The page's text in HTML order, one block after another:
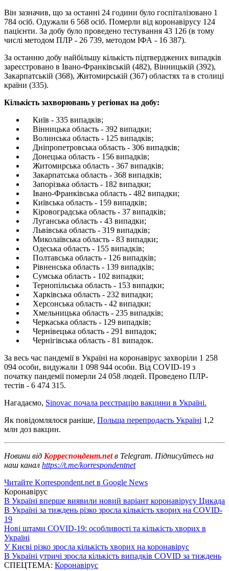
Він зазначив, що за останні 24 години було госпіталізовано 1
784 осіб. Одужали 6 568 осіб. Померли від коронавірусу 124
пацієнти. За добу було проведено тестування 43 126 (в тому
числі методом ПЛР - 26 739, методом ІФА - 16 387).
За останню добу найбільшу кількість підтверджених випадків
зареєстровано в Івано-Франківській (482), Вінницькій (392),
Закарпатській (368), Житомирській (367) областях та в столиці
країни (335).
Кількість захворювань у регіонах на добу:
Київ - 335 випадків;
Вінницька область - 392 випадки;
Волинська область - 125 випадків;
Дніпропетровська область - 306 випадків;
Донецька область - 156 випадків;
Житомирська область - 367 випадків;
Закарпатська область - 368 випадків;
Запорізька область - 182 випадки;
Івано-Франківська область - 482 випадки;
Київська область - 159 випадків;
Кіровоградська область - 37 випадків;
Луганська область - 43 випадки;
Львівська область - 319 випадків;
Миколаївська область - 83 випадки;
Одеська область - 155 випадків;
Полтавська область - 126 випадків;
Рівненська область - 139 випадків;
Сумська область - 102 випадки;
Тернопільська область - 153 випадки;
Харківська область - 232 випадки;
Херсонська область - 42 випадки;
Хмельницька область - 235 випадків;
Черкаська область - 129 випадків;
Чернівецька область - 291 випадок;
Чернігівська область - 81 випадок.
За весь час пандемії в Україні на коронавірус захворіли 1 258
094 особи, видужали 1 098 944 особи. Від COVID-19 з
початку пандемії померли 24 058 людей. Проведено ПЛР-
тестів - 6 474 315.
Нагадаємо, Sinovac почала реєстрацію вакцини в Україні.
Як повідомлялося раніше, Польща перепродасть Україні 1,2
млн доз вакцин.
Новини від Корреспондент.netв Telegram. Підписуйтесь на
наш канал https://t.me/korrespondentnet
Читайте Korrespondent.net в Google News
Коронавірус
В Україні вперше виявили новий варіант коронавірусу Цикада
В Україні за тиждень різко зросла кількість хворих на COVID-
19
Нові штами COVID-19: особливості та кількість хворих в
Україні
У Києві різко зросла кількість хворих на коронавірус
В Україні утричі зросла кількість випадків COVID за тиждень
СПЕЦТЕМА: Коронавірус